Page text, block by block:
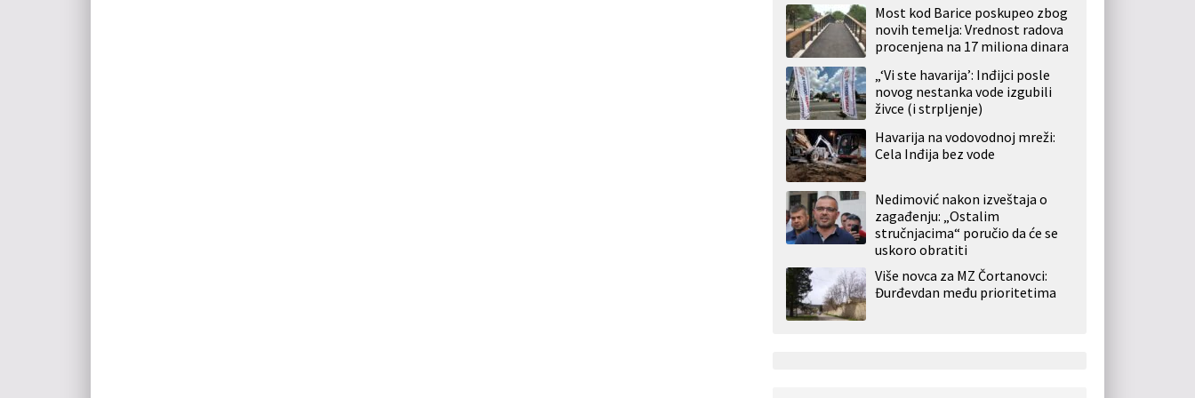
Most kod Barice poskupeo zbog
novih temelja: Vrednost radova
procenjena na 17 miliona dinara
„‘Vi ste havarija’: Inđijci posle
novog nestanka vode izgubili
živce (i strpljenje)
Havarija na vodovodnoj mreži:
Cela Inđija bez vode
Nedimović nakon izveštaja o
zagađenju: „Ostalim
stručnjacima“ poručio da će se
uskoro obratiti
Više novca za MZ Čortanovci:
Đurđevdan među prioritetima